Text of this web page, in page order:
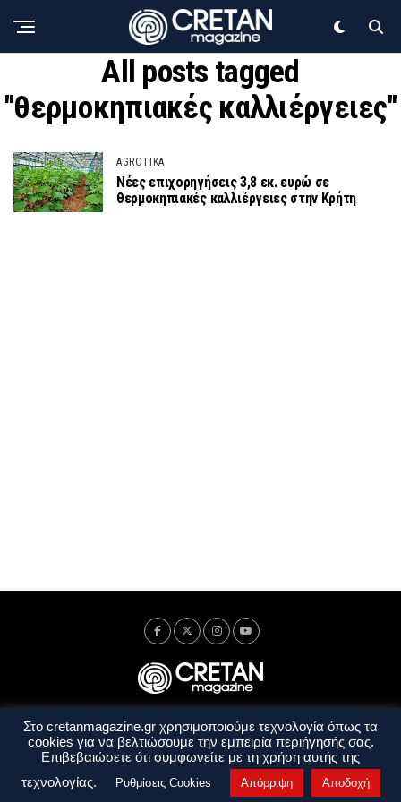
All posts tagged
"θερμοκηπιακές καλλιέργειες"
AGROTIKA
Νέες επιχορηγήσεις 3,8 εκ. ευρώ σε
θερμοκηπιακές καλλιέργειες στην Κρήτη
Ταυτότητα Πολιτική Απορρήτου
Όροι Χρήσης
Όροι και Προϋποθέσεις
Στο cretanmagazine.gr χρησιμοποιούμε τεχνολογία όπως τα
cookies για να βελτιώσουμε την εμπειρία περιήγησής σας.
Επιβεβαιώσετε ότι συμφωνείτε με τη χρήση αυτής της
τεχνολογίας.
Ρυθμίσεις Cookies Απόρριψη Αποδοχή